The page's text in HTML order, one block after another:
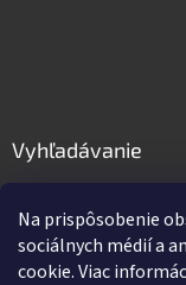
Na prispôsobenie
sociálnych médií a
cookie. Viac
Vyhľadávanie